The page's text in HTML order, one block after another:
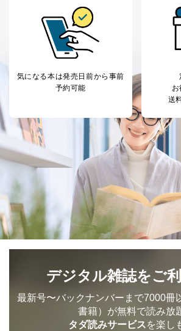
当社カスタマーQ＆
Aサービス利用者
サイトのサービ
ｅメール等によ
ス、キャンペー
個人情報
当社の従業者の個
人事、総務など
6
企業）からの委託
により当社の
定期購読サービス
等をご利用の方の
個人情報
購入商品配送のた
提携企業及びお客
た商品の発売元
ル等による商品、
サービス、キャ
に関するご案内の
7
SNS公式アカウン
トに登録された方
の個人情報
当社のサービス
よびその分析のた
お問い合わせ対応
処、オペレータ
質向上のため
その他当社のプ
ー等にて公表す
※上記の利用目的のうちNo.1～5につい
開示等のご請求に対応させていただき
なお、6、7については、パートナー（提
各SNS運営会社様にご請求いただきます
気になる本は発売日前から事前
予約可能
送
デジタル雑誌をご
最新号〜バックナンバーまで7000冊
書籍）が無料で読み放
タダ読みサービスを楽し